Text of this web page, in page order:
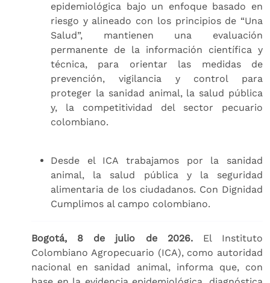
epidemiológica bajo un enfoque basado en
riesgo y alineado con los principios de “Una
Salud”, mantienen una evaluación
permanente de la información científica y
técnica, para orientar las medidas de
prevención, vigilancia y control para
proteger la sanidad animal, la salud pública
y, la competitividad del sector pecuario
colombiano.
Desde el ICA trabajamos por la sanidad
animal, la salud pública y la seguridad
alimentaria de los ciudadanos. Con Dignidad
Cumplimos al campo colombiano.
Bogotá, 8 de julio de 2026. El Instituto
Colombiano Agropecuario (ICA), como autoridad
nacional en sanidad animal, informa que, con